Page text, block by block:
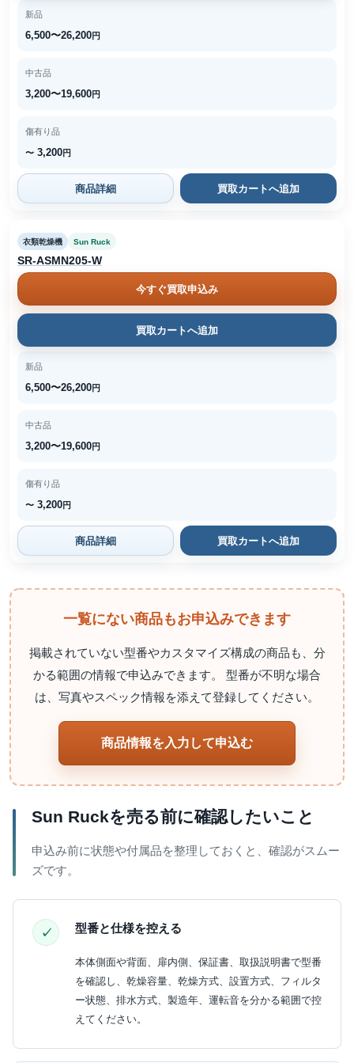
新品
6,500〜26,200円
中古品
3,200〜19,600円
傷有り品
〜 3,200円
商品詳細 買取カートへ追加
衣類乾燥機 Sun Ruck
SR-ASMN205-W
今すぐ買取申込み
買取カートへ追加
新品
6,500〜26,200円
中古品
3,200〜19,600円
傷有り品
〜 3,200円
商品詳細 買取カートへ追加
一覧にない商品もお申込みできます
掲載されていない型番やカスタマイズ構成の商品も、分
かる範囲の情報で申込みできます。 型番が不明な場合
は、写真やスペック情報を添えて登録してください。
商品情報を入力して申込む
Sun Ruckを売る前に確認したいこと
申込み前に状態や付属品を整理しておくと、確認がスムー
ズです。
型番と仕様を控える
本体側面や背面、扉内側、保証書、取扱説明書で型番
を確認し、乾燥容量、乾燥方式、設置方式、フィルタ
ー状態、排水方式、製造年、運転音を分かる範囲で控
えてください。